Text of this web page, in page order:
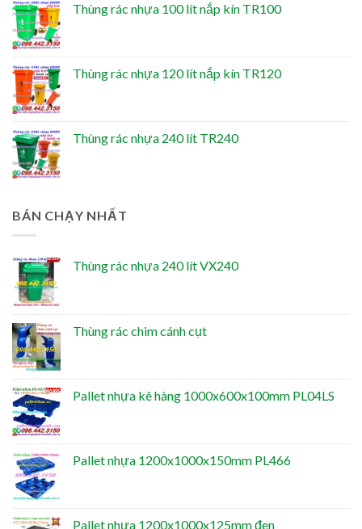
Thùng rác nhựa 100 lít nắp kín TR100
Thùng rác nhựa 120 lít nắp kín TR120
Thùng rác nhựa 240 lít TR240
BÁN CHẠY NHẤT
Thùng rác nhựa 240 lít VX240
Thùng rác chim cánh cụt
Pallet nhựa kê hàng 1000x600x100mm PL04LS
Pallet nhựa 1200x1000x150mm PL466
Pallet nhựa 1200x1000x125mm đen